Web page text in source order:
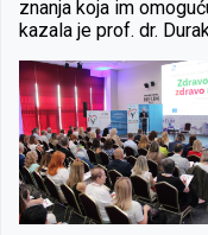
znanja koja im
kazala je prof. dr.